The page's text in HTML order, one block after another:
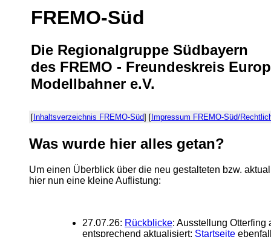
FREMO-Süd
Die Regionalgruppe Südbayern
des FREMO - Freundeskreis
Modellbahner e.V.
[ Inhaltsverzeichnis FREMO-Süd] [ Impressum FREMO-Süd/
Was wurde hier alles getan?
Um einen Überblick über die neu gestalteten bzw.
hier nun eine kleine Auflistung:
27.07.26: Rückblicke: Ausstellung
entsprechend aktualisiert; Startseite